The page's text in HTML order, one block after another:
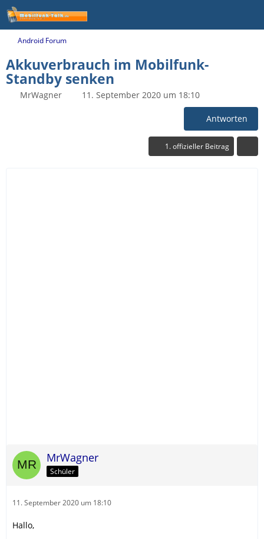
Android Forum
Akkuverbrauch im Mobilfunk-
Standby senken
MrWagner 11. September 2020 um 18:10
Antworten
1. offizieller Beitrag
MrWagner
Schüler
11. September 2020 um 18:10
Hallo,